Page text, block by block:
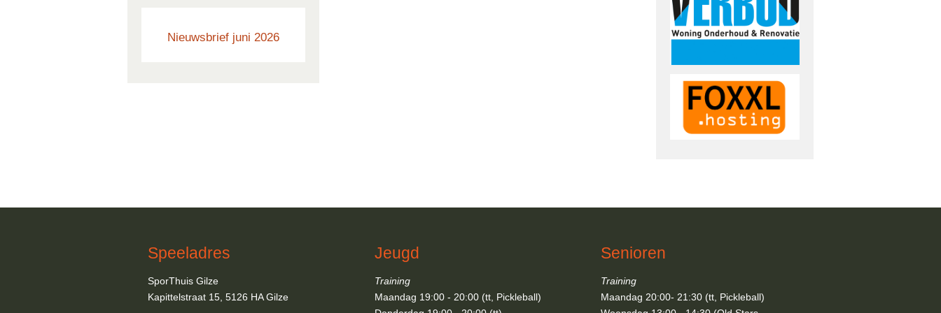
Nieuwsbrief juni 2026
Speeladres
SporThuis Gilze
Kapittelstraat 15, 5126 HA Gilze
Jeugd
Training
Maandag 19:00 - 20:00 (tt, Pickleball)
Senioren
Training
Maandag 20:00- 21:30 (tt, Pickleball)